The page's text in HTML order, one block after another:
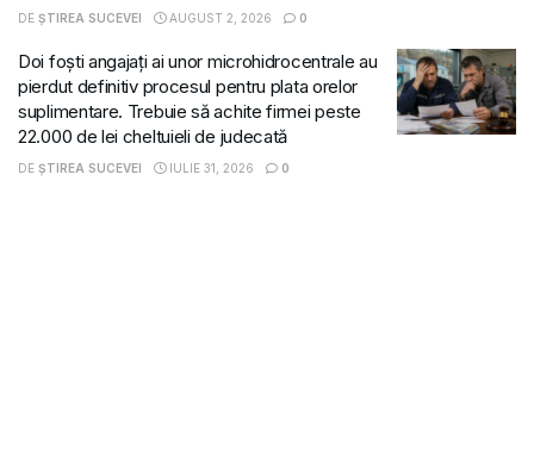
DE ȘTIREA SUCEVEI AUGUST 2, 2026 0
Doi foști angajați ai unor microhidrocentrale au
pierdut definitiv procesul pentru plata orelor
suplimentare. Trebuie să achite firmei peste
22.000 de lei cheltuieli de judecată
DE ȘTIREA SUCEVEI IULIE 31, 2026 0